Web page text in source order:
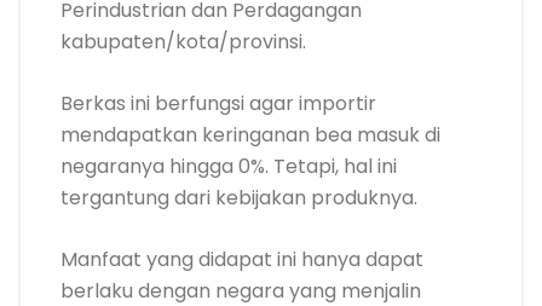
Perindustrian dan Perdagangan
kabupaten/kota/provinsi.
Berkas ini berfungsi agar importir
mendapatkan keringanan bea masuk di
negaranya hingga 0%. Tetapi, hal ini
tergantung dari kebijakan produknya.
Manfaat yang didapat ini hanya dapat
berlaku dengan negara yang menjalin